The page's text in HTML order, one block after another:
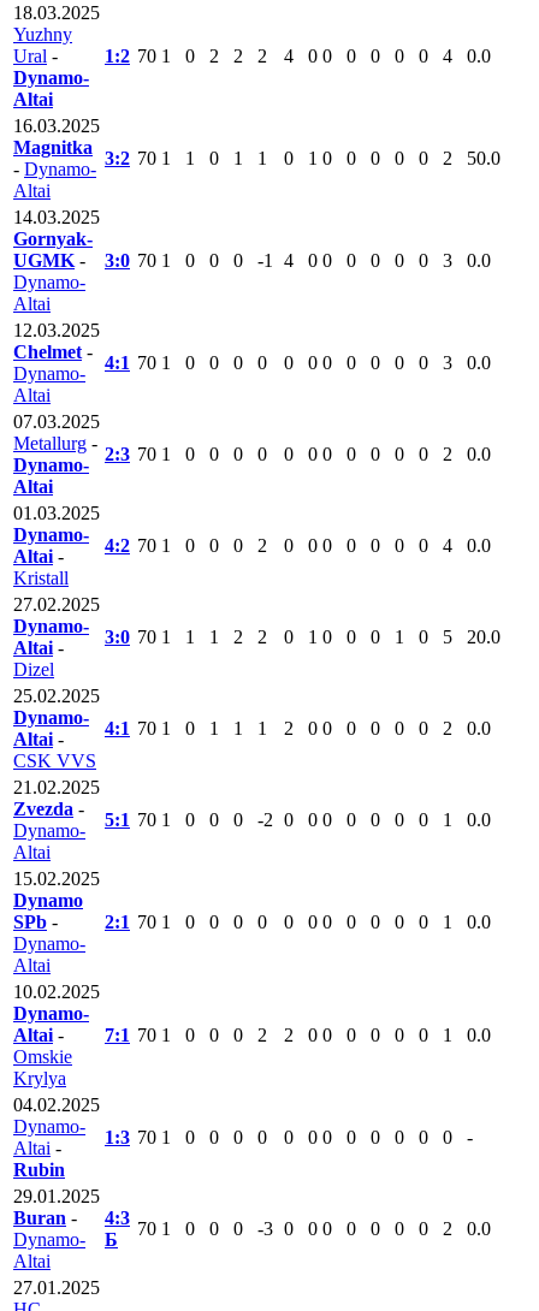
18.03.2025
Yuzhny
Ural -
Dynamo-
Altai
1:2 70 1 0 2 2 2 4 0 0 0 0 0 0 4 0.0
16.03.2025
Magnitka
- Dynamo-
Altai
3:2 70 1 1 0 1 1 0 1 0 0 0 0 0 2 50.0
14.03.2025
Gornyak-
UGMK -
Dynamo-
Altai
3:0 70 1 0 0 0 -1 4 0 0 0 0 0 0 3 0.0
12.03.2025
Chelmet -
Dynamo-
Altai
4:1 70 1 0 0 0 0 0 0 0 0 0 0 0 3 0.0
07.03.2025
Metallurg -
Dynamo-
Altai
2:3 70 1 0 0 0 0 0 0 0 0 0 0 0 2 0.0
01.03.2025
Dynamo-
Altai -
Kristall
4:2 70 1 0 0 0 2 0 0 0 0 0 0 0 4 0.0
27.02.2025
Dynamo-
Altai -
Dizel
3:0 70 1 1 1 2 2 0 1 0 0 0 1 0 5 20.0
25.02.2025
Dynamo-
Altai -
CSK VVS
4:1 70 1 0 1 1 1 2 0 0 0 0 0 0 2 0.0
21.02.2025
Zvezda -
Dynamo-
Altai
5:1 70 1 0 0 0 -2 0 0 0 0 0 0 0 1 0.0
15.02.2025
Dynamo
SPb -
Dynamo-
Altai
2:1 70 1 0 0 0 0 0 0 0 0 0 0 0 1 0.0
10.02.2025
Dynamo-
Altai -
Omskie
Krylya
7:1 70 1 0 0 0 2 2 0 0 0 0 0 0 1 0.0
04.02.2025
Dynamo-
Altai -
Rubin
1:3 70 1 0 0 0 0 0 0 0 0 0 0 0 0 -
29.01.2025
Buran -
Dynamo-
Altai
4:3
Б
70 1 0 0 0 -3 0 0 0 0 0 0 0 2 0.0
27.01.2025